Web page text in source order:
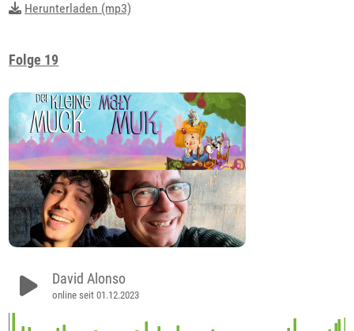
Herunterladen (mp3)
Folge 19
David Alonso
online seit 01.12.2023